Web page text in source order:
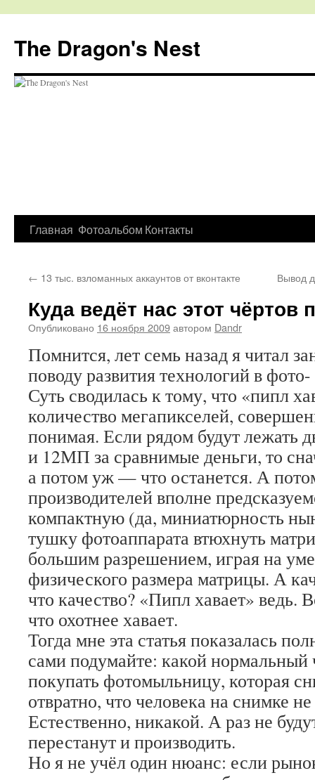
The Dragon's Nest
Перейти
содержимому
Главная Фотоальбом Контакты
← 13 тыс. взломанных аккаунтов от вконтакте Вывод
Куда ведёт нас этот чёртов
Опубликовано 16 ноября 2009автором Dandr
Помнится, лет семь назад я читал
поводу развития технологий в
Суть сводилась к тому, что «пипл
количество мегапикселей,
понимая. Если рядом будут лежать
и 12МП за сравнимые деньги, то
а потом уж — что останется. А
производителей вполне
компактную (да, миниатюрность
тушку фотоаппарата втюхнуть
большим разрешением, играя на
физического размера матрицы. А
что качество? «Пипл хавает» ведь.
что охотнее хавает.
Тогда мне эта статья показалась
сами подумайте: какой нормальный
покупать фотомыльницу, которая
отвратно, что человека на снимке не
Естественно, никакой. А раз не
перестанут и производить.
Но я не учёл один нюанс: если